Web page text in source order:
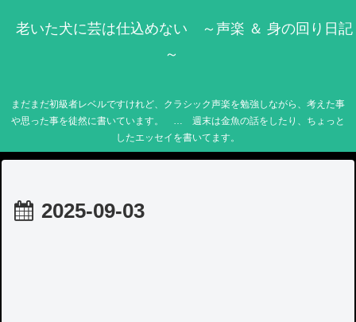
老いた犬に芸は仕込めない ～声楽 ＆ 身の回り日記
～
まだまだ初級者レベルですけれど、クラシック声楽を勉強しながら、考えた事
や思った事を徒然に書いています。 … 週末は金魚の話をしたり、ちょっと
したエッセイを書いてます。
2025-09-03